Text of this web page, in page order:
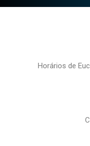
Horários de